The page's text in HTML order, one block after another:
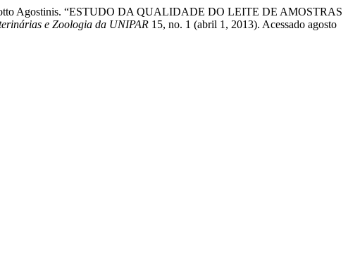
Agostinis. “ESTUDO DA QUALIDADE DO LEITE DE AMOSTRAS
e Zoologia da UNIPAR 15, no. 1 (abril 1, 2013). Acessado agosto